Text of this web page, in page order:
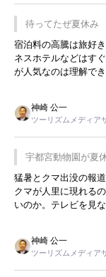
待ってたぜ夏休み
宿泊料の高騰は旅好
ネスホテルなどはす
が人気なのは理解で
をした時は、移動は
用してホテル代を浮
す。若い人が夜行バ
が残らないのかなと
神崎 公一
ツーリズムメディア
宇都宮動物園が夏
開催
猛暑とクマ出没の報
クマが人里に現れる
いのか。テレビを見
んてことは、冗談で
神崎 公一
ツーリズムメディア